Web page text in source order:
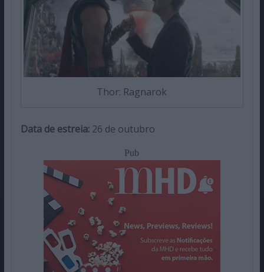
Thor: Ragnarok
Data de estreia:26 de outubro
Pub